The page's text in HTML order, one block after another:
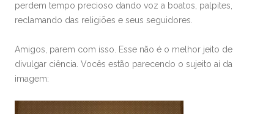
perdem tempo precioso dando voz a boatos, palpites,
reclamando das religiões e seus seguidores.
Amigos, parem com isso. Esse não é o melhor jeito de
divulgar ciência. Vocês estão parecendo o sujeito aí da
imagem: